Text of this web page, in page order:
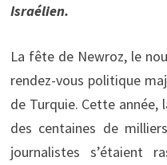
Israélien.
La fête de Newroz, le
rendez-vous politique
de Turquie. Cette
des centaines de
journalistes s’étaient